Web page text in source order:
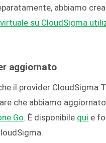
abbiamo
su CloudSigma
aggiornato
il provider CloudSigma
che abbiamo
Go. È disponibile qui e